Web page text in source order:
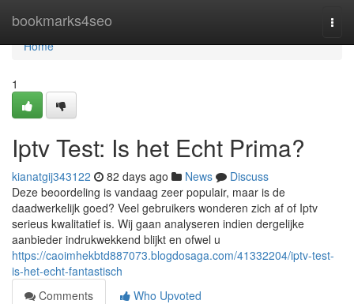
bookmarks4seo
Home
Home
1
Iptv Test: Is het Echt Prima?
kianatgij343122 82 days ago News
Discuss
Deze beoordeling is vandaag zeer populair, maar is de
daadwerkelijk goed? Veel gebruikers wonderen zich af of Iptv
serieus kwalitatief is. Wij gaan analyseren indien dergelijke
aanbieder indrukwekkend blijkt en ofwel u
https://caoimhekbtd887073.blogdosaga.com/41332204/iptv-test-
is-het-echt-fantastisch
Comments
Who Upvoted